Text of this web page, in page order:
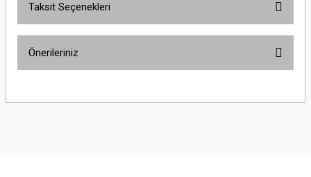
Taksit Seçenekleri
Önerileriniz
yetersiz gördüğünüz noktaları öneri formunu kullanarak tarafımıza